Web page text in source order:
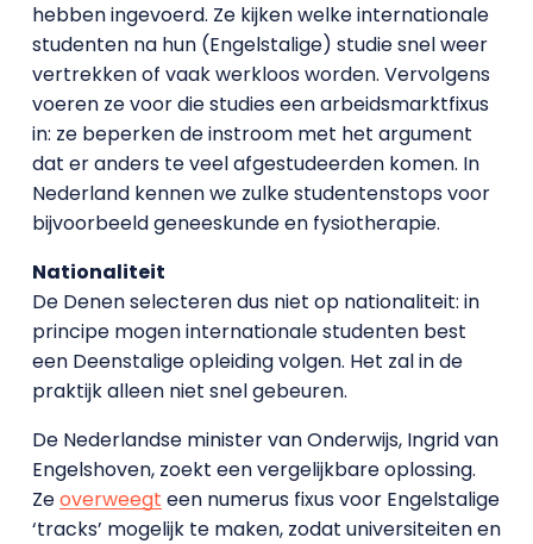
hebben ingevoerd. Ze kijken welke internationale
studenten na hun (Engelstalige) studie snel weer
vertrekken of vaak werkloos worden. Vervolgens
voeren ze voor die studies een arbeidsmarktfixus
in: ze beperken de instroom met het argument
dat er anders te veel afgestudeerden komen. In
Nederland kennen we zulke studentenstops voor
bijvoorbeeld geneeskunde en fysiotherapie.
Nationaliteit
De Denen selecteren dus niet op nationaliteit: in
principe mogen internationale studenten best
een Deenstalige opleiding volgen. Het zal in de
praktijk alleen niet snel gebeuren.
De Nederlandse minister van Onderwijs, Ingrid van
Engelshoven, zoekt een vergelijkbare oplossing.
Zeoverweegt een numerus fixus voor Engelstalige
‘tracks’ mogelijk te maken, zodat universiteiten en